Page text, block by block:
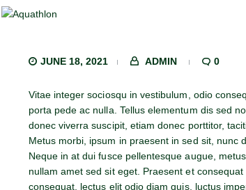
JUNE 18, 2021 ADMIN 0
Vitae integer sociosqu in vestibulum, odio
porta pede ac nulla. Tellus elementum dis sed
donec viverra suscipit, etiam donec porttitor,
Metus morbi, ipsum in praesent in sed sit, nunc
Neque in at dui fusce pellentesque augue,
nullam amet sed sit eget. Praesent et
consequat, lectus elit odio diam quis, luctus